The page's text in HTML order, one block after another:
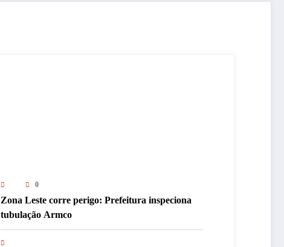
0
Zona Leste corre perigo: Prefeitura inspeciona
tubulação Armco